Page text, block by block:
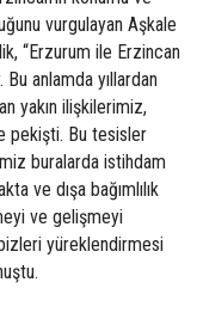
vurgulayan Aşkale
“Erzurum ile Erzincan
anlamda yıllardan
yakın ilişkilerimiz,
pekişti. Bu tesisler
buralarda istihdam
ve dışa bağımlılık
ve gelişmeyi
yüreklendirmesi